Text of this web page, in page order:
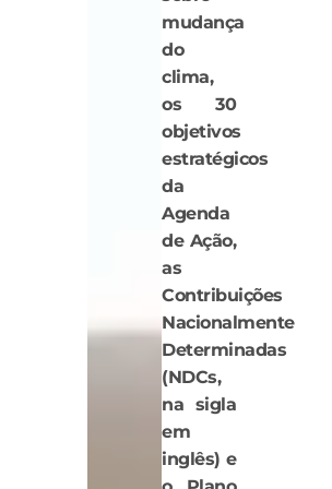
mudança
do
clima,
os 30
objetivos
estratégicos
da
Agenda
de Ação,
as
Contribuições
Nacionalmente
Determinadas
(NDCs,
na sigla
em
inglês) e